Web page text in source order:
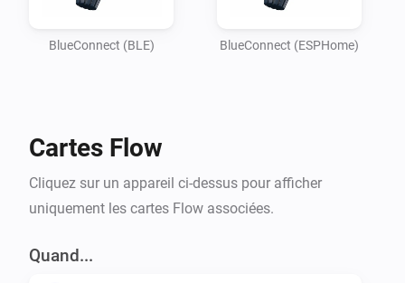
your garden lights turning red if the pH balance is off,
are optimizing energy usage or simply want peace of
outdoor oasis
BlueConnect (BLE) BlueConnect (ESPHome)
Cartes Flow
Cliquez sur un appareil ci-dessus pour afficher
uniquement les cartes Flow associées.
Quand...